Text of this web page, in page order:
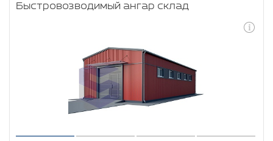
Быстровозводимый ангар склад